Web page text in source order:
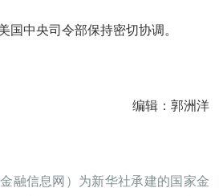
国中央司令部保持密切协调。
编辑：郭洲洋
融信息网）为新华社承建的国家金